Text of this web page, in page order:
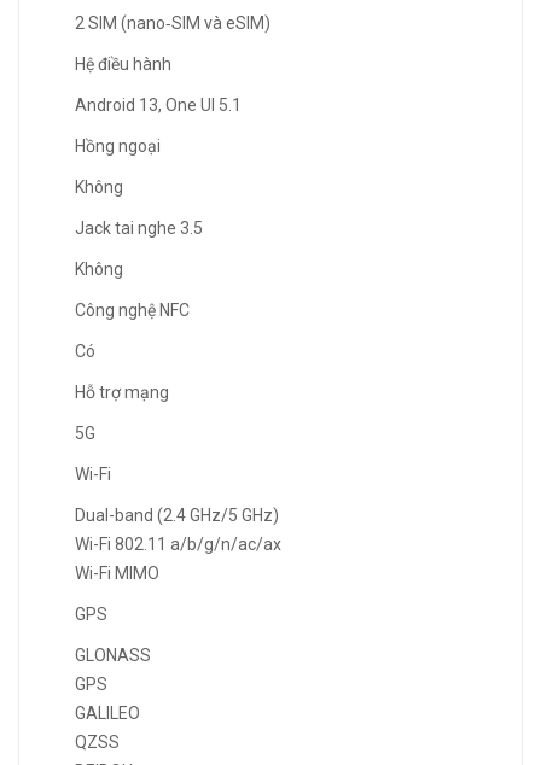
2 SIM (nano‑SIM và eSIM)
Hệ điều hành
Android 13, One UI 5.1
Hồng ngoại
Không
Jack tai nghe 3.5
Không
Công nghệ NFC
Có
Hỗ trợ mạng
5G
Wi-Fi
Dual-band (2.4 GHz/5 GHz)
Wi-Fi 802.11 a/b/g/n/ac/ax
Wi-Fi MIMO
GPS
GLONASS
GPS
GALILEO
QZSS